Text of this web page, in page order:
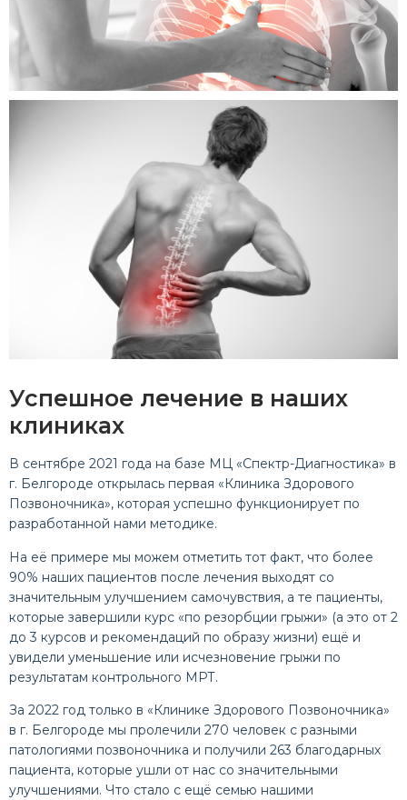
Успешное лечение в наших
клиниках
В сентябре 2021 года на базе МЦ «Спектр-Диагностика» в
г. Белгороде открылась первая «Клиника Здорового
Позвоночника», которая успешно функционирует по
разработанной нами методике.
На её примере мы можем отметить тот факт, что более
90% наших пациентов после лечения выходят со
значительным улучшением самочувствия, а те пациенты,
которые завершили курс «по резорбции грыжи» (а это от 2
до 3 курсов и рекомендаций по образу жизни) ещё и
увидели уменьшение или исчезновение грыжи по
результатам контрольного МРТ.
За 2022 год только в «Клинике Здорового Позвоночника»
в г. Белгороде мы пролечили 270 человек с разными
патологиями позвоночника и получили 263 благодарных
пациента, которые ушли от нас со значительными
улучшениями. Что стало с ещё семью нашими